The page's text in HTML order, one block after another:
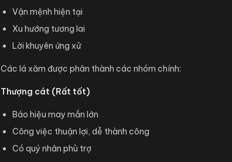
Vận mệnh hiện tại
Xu hướng tương lai
Lời khuyên ứng xử
Các lá xăm được phân thành các nhóm chính:
Thượng cát (Rất tốt)
Báo hiệu may mắn lớn
Công việc thuận lợi, dễ thành công
Có quý nhân phù trợ